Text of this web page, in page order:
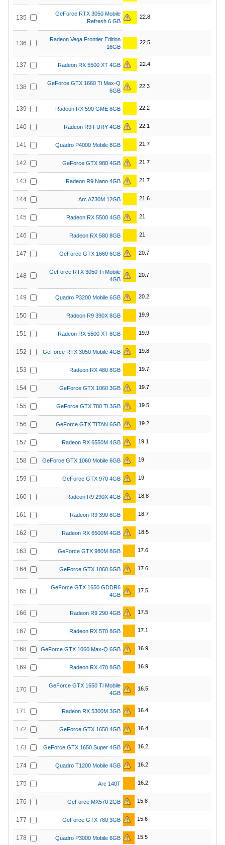
135
GeForce RTX 3050 Mobile
Refresh 6 GB
22.8
136
Radeon Vega Frontier Edition
16GB
22.5
137 Radeon RX 5500 XT 4GB 22.4
138
GeForce GTX 1660 Ti Max-Q
6GB
22.3
139 Radeon RX 590 GME 8GB 22.2
140 Radeon R9 FURY 4GB 22.1
141 Quadro P4000 Mobile 8GB 21.7
142 GeForce GTX 980 4GB 21.7
143 Radeon R9 Nano 4GB 21.7
144 Arc A730M 12GB 21.6
145 Radeon RX 5500 4GB 21
146 Radeon RX 580 8GB 21
147 GeForce GTX 1660 6GB 20.7
148
GeForce RTX 3050 Ti Mobile
4GB
20.7
149 Quadro P3200 Mobile 6GB 20.2
150 Radeon R9 390X 8GB 19.9
151 Radeon RX 5500 XT 8GB 19.9
152 GeForce RTX 3050 Mobile 4GB 19.8
153 Radeon RX 480 8GB 19.7
154 GeForce GTX 1060 3GB 19.7
155 GeForce GTX 780 Ti 3GB 19.5
156 GeForce GTX TITAN 6GB 19.2
157 Radeon RX 6550M 4GB 19.1
158 GeForce GTX 1060 Mobile 6GB 19
159 GeForce GTX 970 4GB 19
160 Radeon R9 290X 4GB 18.8
161 Radeon R9 390 8GB 18.7
162 Radeon RX 6500M 4GB 18.5
163 GeForce GTX 980M 8GB 17.6
164 GeForce GTX 1060 6GB 17.6
165
GeForce GTX 1650 GDDR6
4GB
17.5
166 Radeon R9 290 4GB 17.5
167 Radeon RX 570 8GB 17.1
168 GeForce GTX 1060 Max-Q 6GB 16.9
169 Radeon RX 470 8GB 16.9
170
GeForce GTX 1650 Ti Mobile
4GB
16.5
171 Radeon RX 5300M 3GB 16.4
172 GeForce GTX 1650 4GB 16.4
173 GeForce GTX 1650 Super 4GB 16.2
174 Quadro T1200 Mobile 4GB 16.2
175 Arc 140T 16.2
176 GeForce MX570 2GB 15.8
177 GeForce GTX 780 3GB 15.6
178 Quadro P3000 Mobile 6GB 15.5